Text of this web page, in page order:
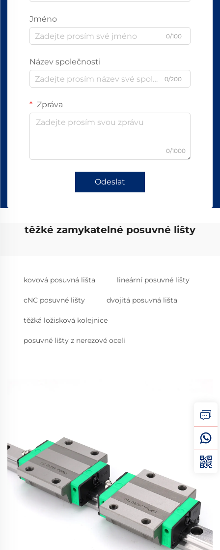
Jméno
0/100
Název společnosti
0/200
Zpráva
0/1000
Odeslat
těžké zamykatelné posuvné lišty
kovová posuvná lišta lineární posuvné lišty
cNC posuvné lišty dvojitá posuvná lišta
těžká ložisková kolejnice
posuvné lišty z nerezové oceli